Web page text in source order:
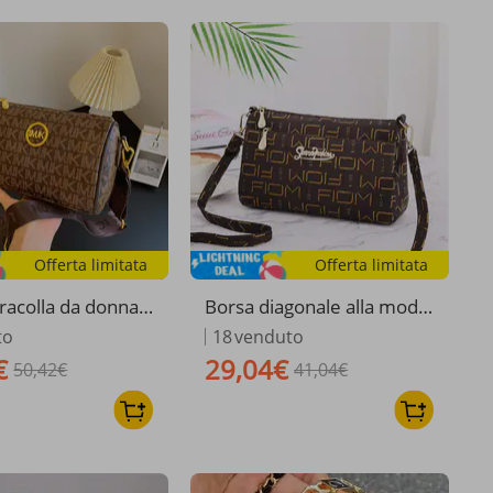
Offerta limitata
da donna,
borsa a trac
borsa a man
da viaggio, bor
50,42€
Offerta limitata
Borsa diagonale alla moda
da donna
18venduto
29,04€ 41,04€